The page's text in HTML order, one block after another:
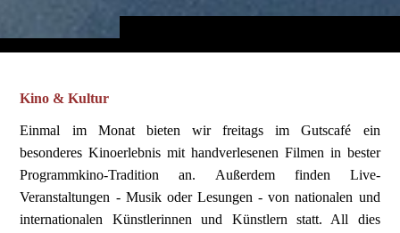
Kino & Kultur
Einmal im Monat bieten wir freitags im Gutscafé ein
besonderes Kinoerlebnis mit handverlesenen Filmen in bester
Programmkino-Tradition an. Außerdem finden Live-
Veranstaltungen - Musik oder Lesungen - von nationalen und
internationalen Künstlerinnen und Künstlern statt. All dies